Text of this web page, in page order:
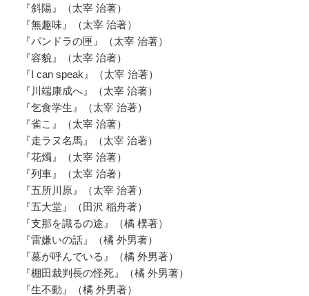
『斜陽』（太宰 治著）
『無趣味』（太宰 治著）
『パンドラの匣』（太宰 治著）
『容貌』（太宰 治著）
『I can speak』（太宰 治著）
『川端康成へ』（太宰 治著）
『乞食学生』（太宰 治著）
『雀こ』（太宰 治著）
『走ラヌ名馬』（太宰 治著）
『花燭』（太宰 治著）
『列車』（太宰 治著）
『五所川原』（太宰 治著）
『五大堂』（田沢 稲舟著）
『支那を識るの途』（橘 樸著）
『雷嫌いの話』（橘 外男著）
『墓が呼んでいる』（橘 外男著）
『棚田裁判長の怪死』（橘 外男著）
『生不動』（橘 外男著）